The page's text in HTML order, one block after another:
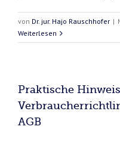
von Dr. jur. Hajo Rauschhofer |
Weiterlesen
Praktische
AGB